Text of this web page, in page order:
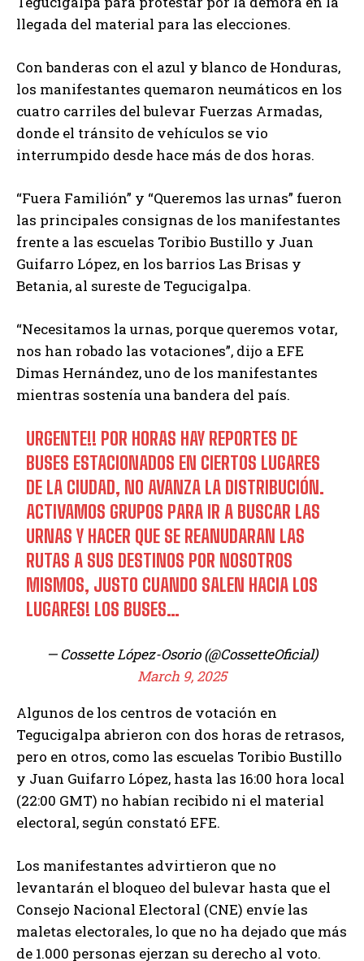
llegada del material para las elecciones.
Con banderas con el azul y blanco de Honduras,
los manifestantes quemaron neumáticos en los
cuatro carriles del bulevar Fuerzas Armadas,
donde el tránsito de vehículos se vio
interrumpido desde hace más de dos horas.
“Fuera Familión” y “Queremos las urnas” fueron
las principales consignas de los manifestantes
frente a las escuelas Toribio Bustillo y Juan
Guifarro López, en los barrios Las Brisas y
Betania, al sureste de Tegucigalpa.
“Necesitamos la urnas, porque queremos votar,
nos han robado las votaciones”, dijo a EFE
Dimas Hernández, uno de los manifestantes
mientras sostenía una bandera del país.
URGENTE!! POR HORAS HAY REPORTES DE
BUSES ESTACIONADOS EN CIERTOS LUGARES
DE LA CIUDAD, NO AVANZA LA DISTRIBUCIÓN.
ACTIVAMOS GRUPOS PARA IR A BUSCAR LAS
URNAS Y HACER QUE SE REANUDARAN LAS
RUTAS A SUS DESTINOS POR NOSOTROS
MISMOS, JUSTO CUANDO SALEN HACIA LOS
LUGARES! LOS BUSES…
— Cossette López-Osorio (@CossetteOficial)
March 9, 2025
Algunos de los centros de votación en
Tegucigalpa abrieron con dos horas de retrasos,
pero en otros, como las escuelas Toribio Bustillo
y Juan Guifarro López, hasta las 16:00 hora local
(22:00 GMT) no habían recibido ni el material
electoral, según constató EFE.
Los manifestantes advirtieron que no
levantarán el bloqueo del bulevar hasta que el
Consejo Nacional Electoral (CNE) envíe las
maletas electorales, lo que no ha dejado que más
de 1.000 personas ejerzan su derecho al voto.